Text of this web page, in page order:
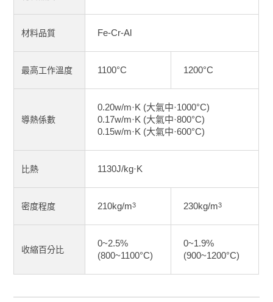
材料品質 Fe-Cr-Al
最高工作溫度 1100°C 1200°C
導熱係數
0.20w/m·K (大氣中·1000°C)
0.17w/m·K (大氣中·800°C)
0.15w/m·K (大氣中·600°C)
比熱 1130J/kg·K
密度程度 210kg/m3 230kg/m3
收縮百分比
0~2.5%
(800~1100°C)
0~1.9%
(900~1200°C)